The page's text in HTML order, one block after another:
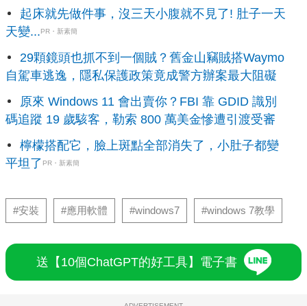
起床就先做件事，沒三天小腹就不見了! 肚子一天
天變...PR・新素簡
29顆鏡頭也抓不到一個賊？舊金山竊賊搭Waymo
自駕車逃逸，隱私保護政策竟成警方辦案最大阻礙
原來 Windows 11 會出賣你？FBI 靠 GDID 識別
碼追蹤 19 歲駭客，勒索 800 萬美金慘遭引渡受審
檸檬搭配它，臉上斑點全部消失了，小肚子都變
平坦了 PR・新素簡
#安裝 #應用軟體 #windows7 #windows 7教學
送【10個ChatGPT的好工具】電子書